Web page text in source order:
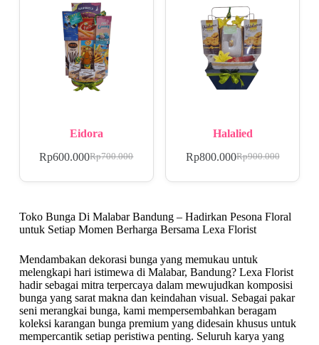
Eidora
Rp700.000
Rp600.000
Halalied
Rp900.000
Rp800.000
Toko Bunga Di Malabar Bandung – Hadirkan Pesona Floral
untuk Setiap Momen Berharga Bersama Lexa Florist
Mendambakan dekorasi bunga yang memukau untuk
melengkapi hari istimewa di Malabar, Bandung? Lexa Florist
hadir sebagai mitra terpercaya dalam mewujudkan komposisi
bunga yang sarat makna dan keindahan visual. Sebagai pakar
seni merangkai bunga, kami mempersembahkan beragam
koleksi karangan bunga premium yang didesain khusus untuk
mempercantik setiap peristiwa penting. Seluruh karya yang